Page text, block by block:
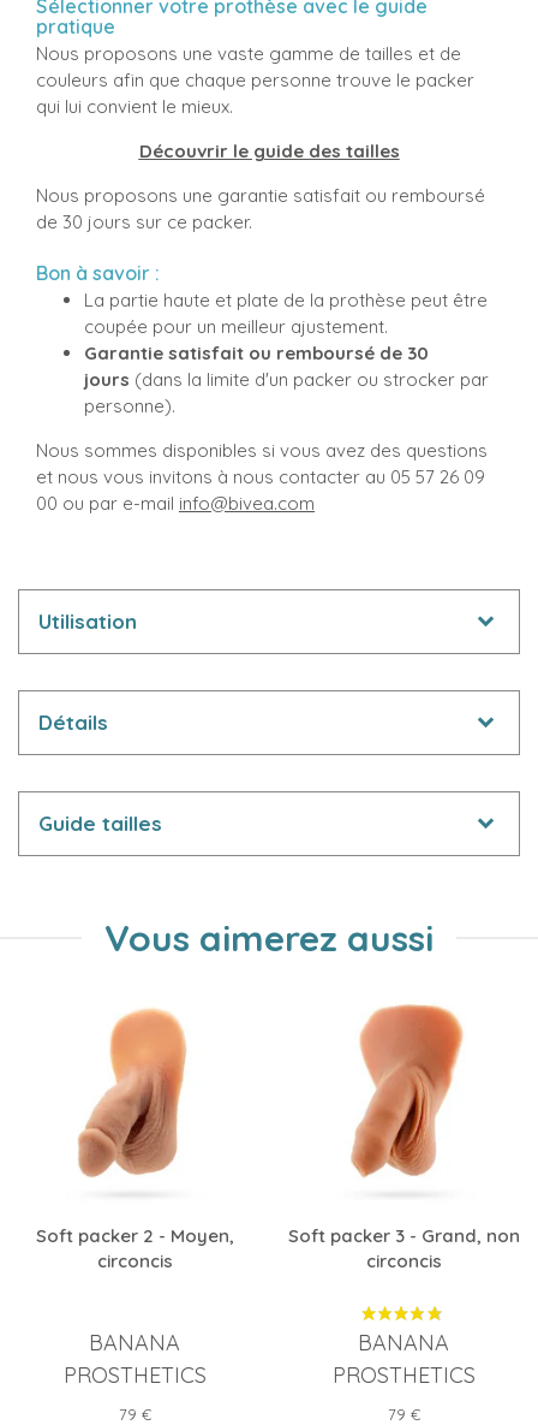
Sélectionner votre prothèse avec le guide
pratique
Nous proposons une vaste gamme de tailles et de
couleurs afin que chaque personne trouve le packer
qui lui convient le mieux.
Découvrir le guide des tailles
Nous proposons une garantie satisfait ou remboursé
de 30 jours sur ce packer.
Bon à savoir :
La partie haute et plate de la prothèse peut être
coupée pour un meilleur ajustement.
Garantie satisfait ou remboursé de 30
jours (dans la limite d'un packer ou strocker par
personne).
Nous sommes disponibles si vous avez des questions
et nous vous invitons à nous contacter au 05 57 26 09
00 ou par e-mail info@bivea.com
Utilisation
Détails
Guide tailles
Vous aimerez aussi
Soft packer 2 - Moyen,
circoncis
BANANA
PROSTHETICS
Prix
79 €
Soft packer 3 - Grand, non
circoncis
BANANA
PROSTHETICS
Prix
79 €